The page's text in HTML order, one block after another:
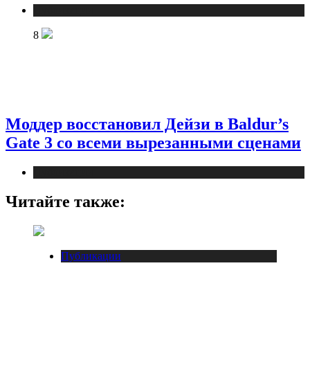
8
Моддер восстановил Дейзи в Baldur’s
Gate 3 со всеми вырезанными сценами
Читайте также:
Публикации